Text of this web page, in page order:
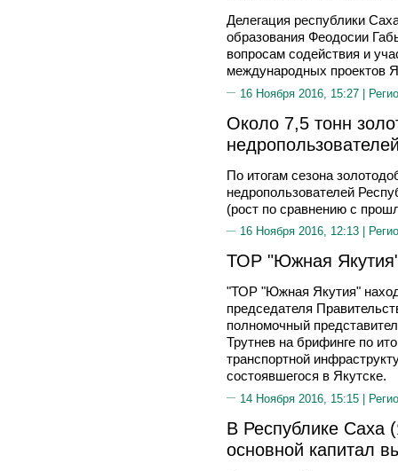
Делегация республики
образования Феодосии
вопросам содействия и
международных проектов
16 Ноября 2016, 15:27 |
Около 7,5 тонн
По итогам сезона
недропользователей
(рост по сравнению с
16 Ноября 2016, 12:13 |
ТОР "Южная
"ТОР "Южная Якутия"
председателя
полномочный
Трутнев на брифинге по
транспортной
состоявшегося в Якутске.
14 Ноября 2016, 15:15 |
В Республике Саха
основной капитал